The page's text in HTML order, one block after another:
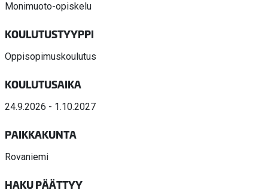
Monimuoto-opiskelu
KOULUTUSTYYPPI
Oppisopimuskoulutus
KOULUTUSAIKA
24.9.2026 - 1.10.2027
PAIKKAKUNTA
Rovaniemi
HAKU PÄÄTTYY